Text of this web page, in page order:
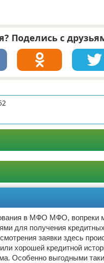
Поделись с
в МФО МФО, вопреки
для получения
заявки здесь
хорошей кредитной
Особенно выгодными